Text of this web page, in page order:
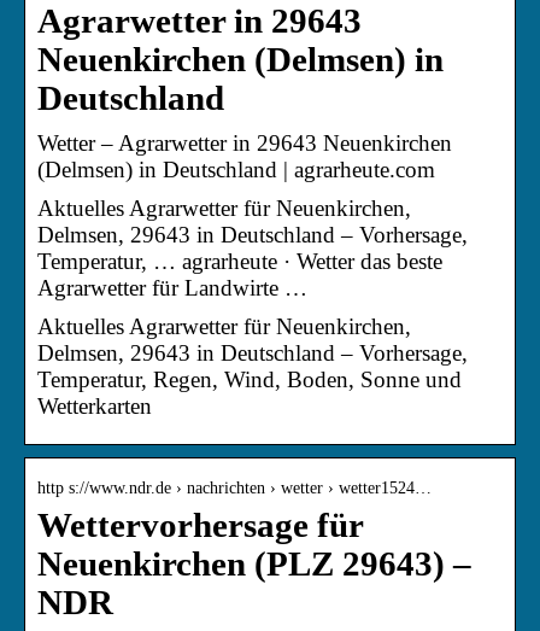
Agrarwetter in 29643
Neuenkirchen (Delmsen) in
Deutschland
Wetter – Agrarwetter in 29643 Neuenkirchen
(Delmsen) in Deutschland | agrarheute.com
Aktuelles Agrarwetter für Neuenkirchen,
Delmsen, 29643 in Deutschland – Vorhersage,
Temperatur, … agrarheute · Wetter das beste
Agrarwetter für Landwirte …
Aktuelles Agrarwetter für Neuenkirchen,
Delmsen, 29643 in Deutschland – Vorhersage,
Temperatur, Regen, Wind, Boden, Sonne und
Wetterkarten
http s://www.ndr.de › nachrichten › wetter › wetter1524…
Wettervorhersage für
Neuenkirchen (PLZ 29643) –
NDR